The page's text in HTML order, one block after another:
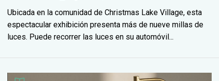
Ubicada en la comunidad de Christmas Lake Village, esta
espectacular exhibición presenta más de nueve millas de
luces. Puede recorrer las luces en su automóvil...